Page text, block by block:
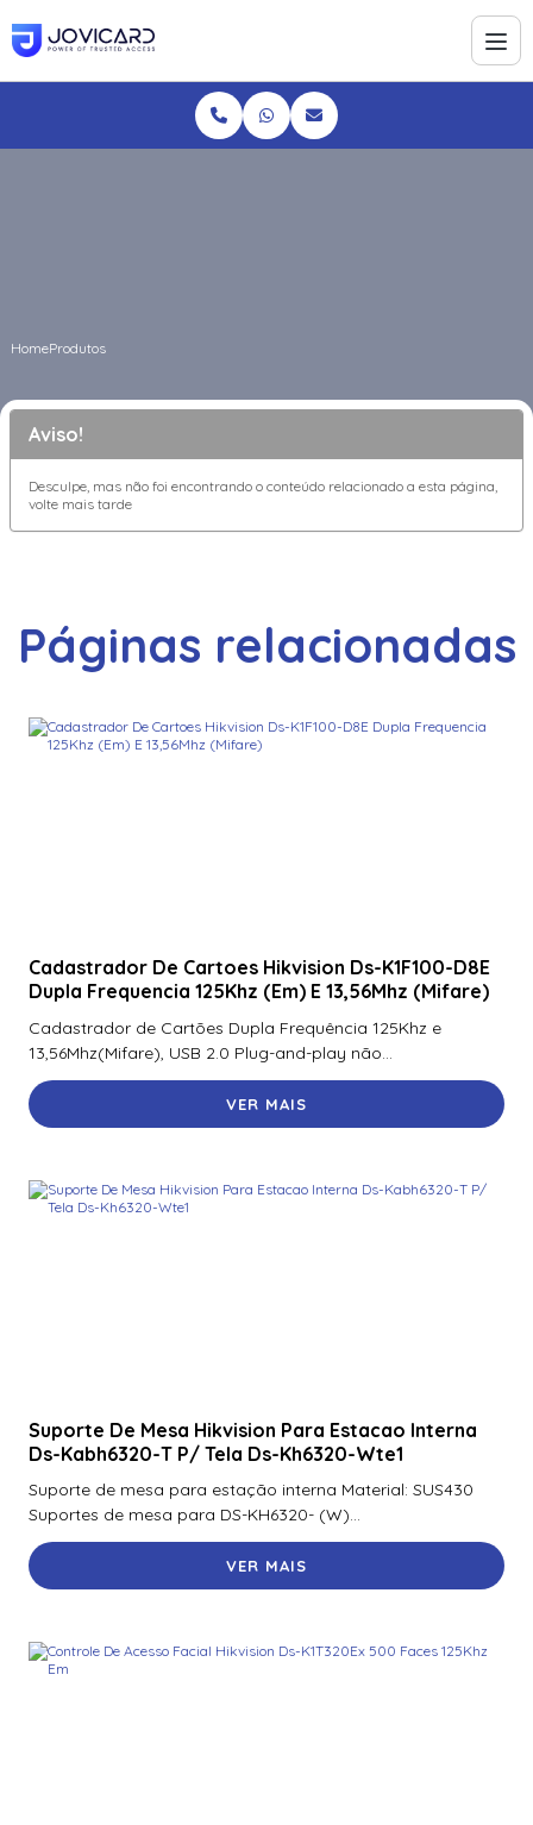
HomeProdutos
Aviso!
Desculpe, mas não foi encontrando o conteúdo relacionado a esta página,
volte mais tarde
Páginas relacionadas
Cadastrador De Cartoes Hikvision Ds-K1F100-D8E
Dupla Frequencia 125Khz (Em) E 13,56Mhz (Mifare)
Cadastrador de Cartões Dupla Frequência 125Khz e
13,56Mhz(Mifare), USB 2.0 Plug-and-play não...
VER MAIS
Suporte De Mesa Hikvision Para Estacao Interna
Ds-Kabh6320-T P/ Tela Ds-Kh6320-Wte1
Suporte de mesa para estação interna Material: SUS430
Suportes de mesa para DS-KH6320- (W)...
VER MAIS